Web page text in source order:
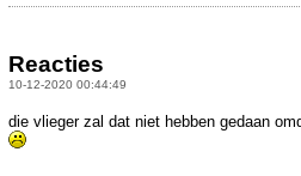
Reacties
10-12-2020 00:44:49
die vlieger zal dat niet hebben gedaan